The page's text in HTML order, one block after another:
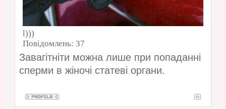
l)))
Повідомлень: 37
Завагітніти можна лише при попаданні
сперми в жіночі статеві органи.